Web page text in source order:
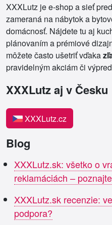
XXXLutz je e-shop a sieť
zameraná na nábytok a
domácnosť. Nájdete tu aj
plánovaním a prémiové
môžete často ušetriť vďaka
pravidelným akciám či
XXXLutz aj v Česku
XXXLutz.cz
Blog
XXXLutz.sk: všetko o
reklamáciách –
XXXLutz.sk recenzie:
podpora?